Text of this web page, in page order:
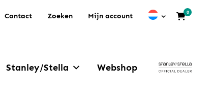
Contact Zoeken Mijn account 0
Stanley/Stella Webshop